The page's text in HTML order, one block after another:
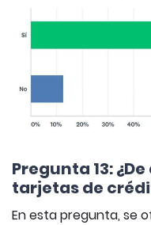
Pregunta 13:
tarjetas de
En esta pregunta, se